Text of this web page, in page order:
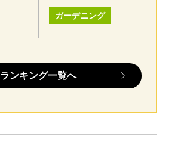
ガーデニング
ランキング一覧へ